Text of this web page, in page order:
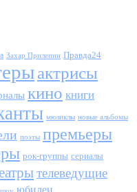
Захар Прилепин Правда24
актрисы
кино книги
мюзиклы новые альбомы
поэты премьеры
рок-группы сериалы
телеведущие
шоу юбилеи